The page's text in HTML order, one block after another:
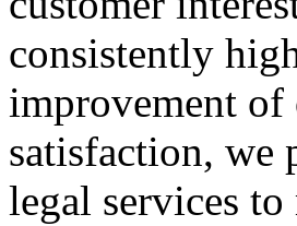
consistently
improvement of
satisfaction, we
legal services to